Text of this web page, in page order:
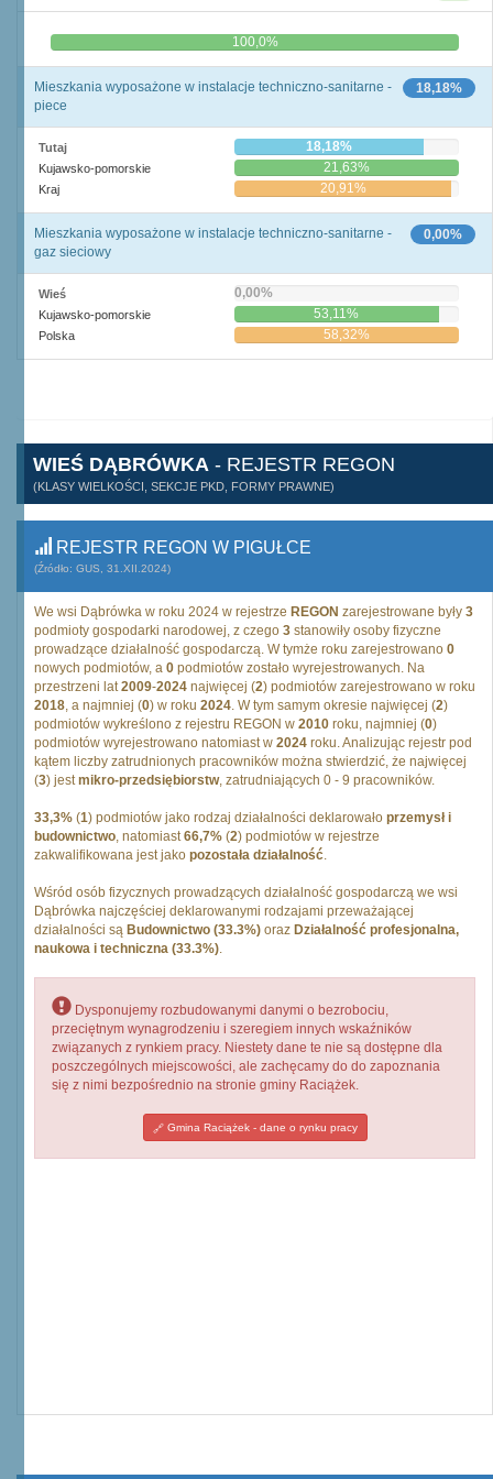
0,0% 100,0%
18,18%
Mieszkania wyposażone w instalacje techniczno-sanitarne -
piece
Tutaj 18,18%
Kujawsko-pomorskie 21,63%
Kraj 20,91%
0,00%
Mieszkania wyposażone w instalacje techniczno-sanitarne -
gaz sieciowy
Wieś 0,00%
Kujawsko-pomorskie 53,11%
Polska 58,32%
WIEŚ DĄBRÓWKA - REJESTR REGON
(KLASY WIELKOŚCI, SEKCJE PKD, FORMY PRAWNE)
REJESTR REGON W PIGUŁCE
(Źródło: GUS, 31.XII.2024)
We wsi Dąbrówka w roku 2024 w rejestrze REGON zarejestrowane były 3
podmioty gospodarki narodowej, z czego 3 stanowiły osoby fizyczne
prowadzące działalność gospodarczą. W tymże roku zarejestrowano 0
nowych podmiotów, a 0 podmiotów zostało wyrejestrowanych. Na
przestrzeni lat2009-2024 najwięcej (2) podmiotów zarejestrowano w roku
2018, a najmniej (0) w roku 2024. W tym samym okresie najwięcej (2)
podmiotów wykreślono z rejestru REGON w 2010 roku, najmniej (0)
podmiotów wyrejestrowano natomiast w 2024 roku. Analizując rejestr pod
kątem liczby zatrudnionych pracowników można stwierdzić, że najwięcej
(3) jestmikro-przedsiębiorstw, zatrudniających 0 - 9 pracowników.
33,3% (1) podmiotów jako rodzaj działalności deklarowało przemysł i
budownictwo, natomiast66,7% (2) podmiotów w rejestrze
zakwalifikowana jest jako pozostała działalność.
Wśród osób fizycznych prowadzących działalność gospodarczą we wsi
Dąbrówka najczęściej deklarowanymi rodzajami przeważającej
działalności są Budownictwo (33.3%) oraz Działalność profesjonalna,
naukowa i techniczna (33.3%).
Dysponujemy rozbudowanymi danymi o bezrobociu,
przeciętnym wynagrodzeniu i szeregiem innych wskaźników
związanych z rynkiem pracy. Niestety dane te nie są dostępne dla
poszczególnych miejscowości, ale zachęcamy do do zapoznania
się z nimi bezpośrednio na stronie gminy Raciążek.
Gmina Raciążek - dane o rynku pracy